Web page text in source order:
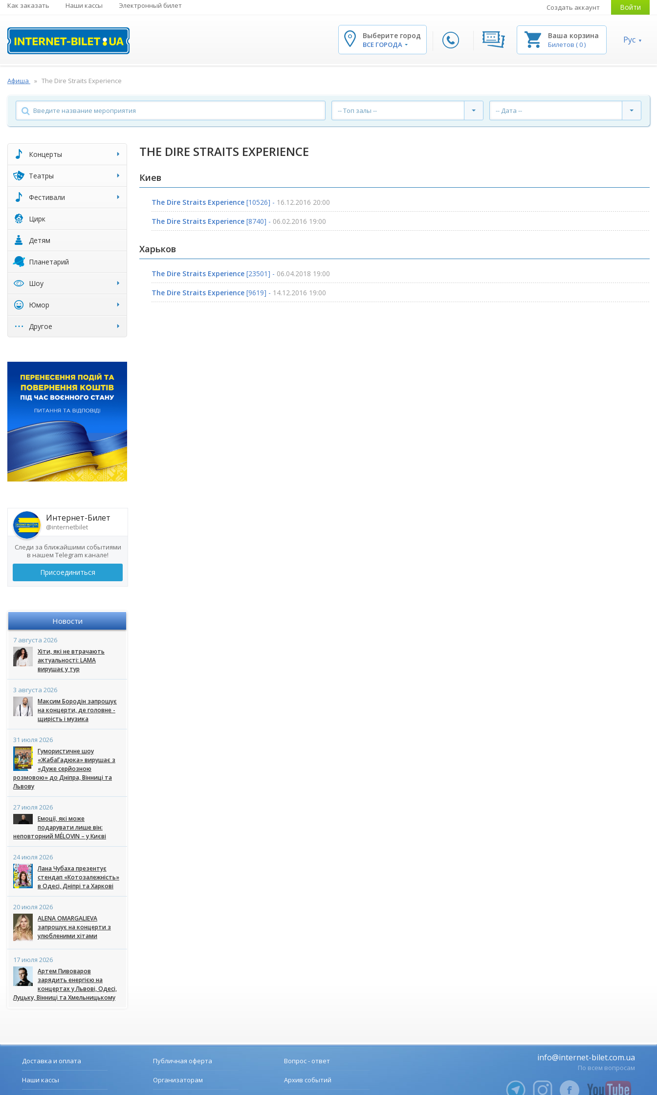
Как заказать Наши кассы Электронный билет Создать аккаунт Войти
Выберите город
ВСЕ ГОРОДА
Ваша корзина
Билетов (0) Рус
Афиша The Dire Straits Experience
-- Топ залы -- -- Дата --
Концерты
Театры
Фестивали
Цирк
Детям
Планетарий
Шоу
Юмор
Другое
Интернет-Билет
@internetbilet
Следи за ближайшими событиями
в нашем Telegram канале!
Присоединиться
Новости
7 августа 2026
Хіти, які не втрачають
актуальності: LAMA
вирушає у тур
3 августа 2026
Максим Бородін запрошує
на концерти, де головне -
щирість і музика
31 июля 2026
Гумористичне шоу
«ЖабаГадюка» вирушає з
«Дуже серйозною
розмовою» до Дніпра, Вінниці та
Львову
27 июля 2026
Емоції, які може
подарувати лише він:
неповторний MÉLOVIN – у Києві
24 июля 2026
Лана Чубаха презентує
стендап «Котозалежність»
в Одесі, Дніпрі та Харкові
20 июля 2026
ALENA OMARGALIEVA
запрошує на концерти з
улюбленими хітами
17 июля 2026
Артем Пивоваров
зарядить енергією на
концертах у Львові, Одесі,
Луцьку, Вінниці та Хмельницькому
THE DIRE STRAITS EXPERIENCE
Киев
The Dire Straits Experience [10526] - 16.12.2016 20:00
The Dire Straits Experience [8740] - 06.02.2016 19:00
Харьков
The Dire Straits Experience [23501] - 06.04.2018 19:00
The Dire Straits Experience [9619] - 14.12.2016 19:00
Доставка и оплата
Наши кассы
Публичная оферта
Организаторам
Вопрос - ответ
Архив событий
info@internet-bilet.com.ua
По всем вопросам